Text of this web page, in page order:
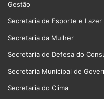
Gestão
Secretaria de Esporte e Lazer
Secretaria da Mulher
Secretaria de Defesa do
Secretaria Municipal de
Secretaria do Clima